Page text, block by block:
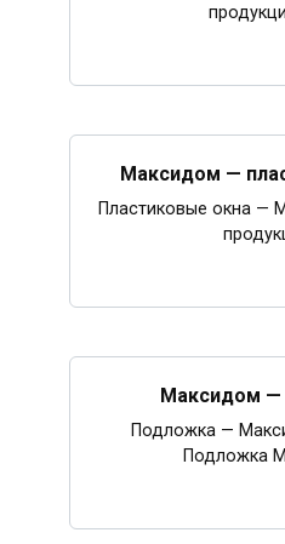
Максидом —
Пластиковые окна —
Максидом —
Подложка —
Подложка